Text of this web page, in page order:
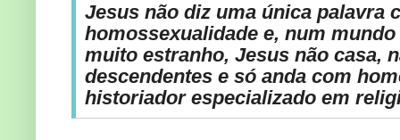
Jesus não diz uma única palavra
homossexualidade e, num
muito estranho, Jesus não casa,
descendentes e só anda com
historiador especializado em